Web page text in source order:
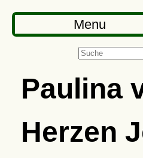
Menu
Paulina
Herzen